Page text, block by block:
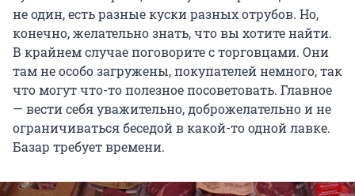
не один, есть разные куски разных отрубов. Но,
конечно, желательно знать, что вы хотите найти.
В крайнем случае поговорите с торговцами. Они
там не особо загружены, покупателей немного, так
что могут что-то полезное посоветовать. Главное
— вести себя уважительно, доброжелательно и не
ограничиваться беседой в какой-то одной лавке.
Базар требует времени.